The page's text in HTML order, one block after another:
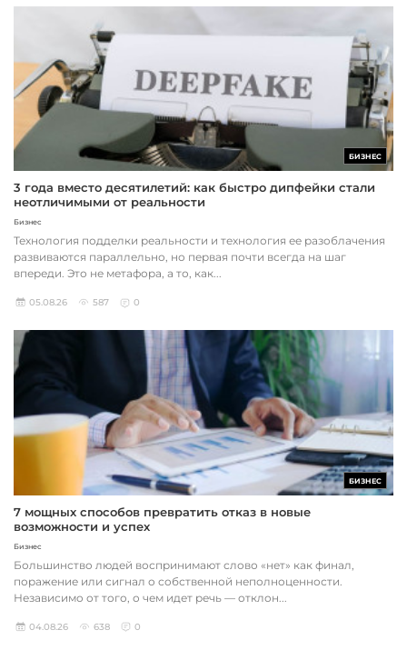
БИЗНЕС
3 года вместо десятилетий: как быстро дипфейки стали
неотличимыми от реальности
Бизнес
Технология подделки реальности и технология ее разоблачения
развиваются параллельно, но первая почти всегда на шаг
впереди. Это не метафора, а то, как...
05.08.26 587 0
БИЗНЕС
7 мощных способов превратить отказ в новые
возможности и успех
Бизнес
Большинство людей воспринимают слово «нет» как финал,
поражение или сигнал о собственной неполноценности.
Независимо от того, о чем идет речь — отклон...
04.08.26 638 0